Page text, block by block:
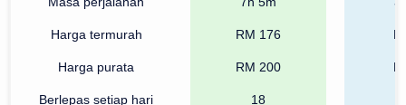
Harga termurah
Harga purata
Berlepas setiap hari
RM 176
RM 200
18